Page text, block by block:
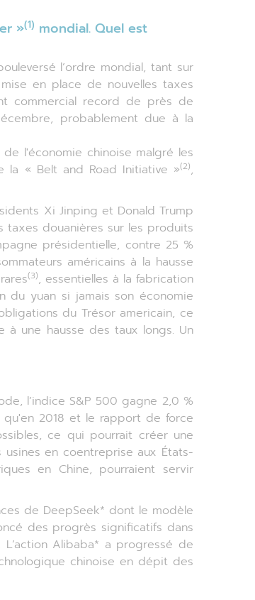
»(1) mondial. Quel est
l’ordre mondial, tant sur
en place de nouvelles taxes
commercial record de près de
probablement due à la
l'économie chinoise malgré les
la « Belt and Road Initiative »(2),
Xi Jinping et Donald Trump
taxes douanières sur les produits
présidentielle, contre 25 %
américains à la hausse
(3), essentielles à la fabrication
du yuan si jamais son économie
du Trésor americain, ce
une hausse des taux longs. Un
l’indice S&P 500 gagne 2,0 %
qu'en 2018 et le rapport de force
ce qui pourrait créer une
en coentreprise aux États-
en Chine, pourraient servir
de DeepSeek* dont le modèle
des progrès significatifs dans
Alibaba* a progressé de
chinoise en dépit des